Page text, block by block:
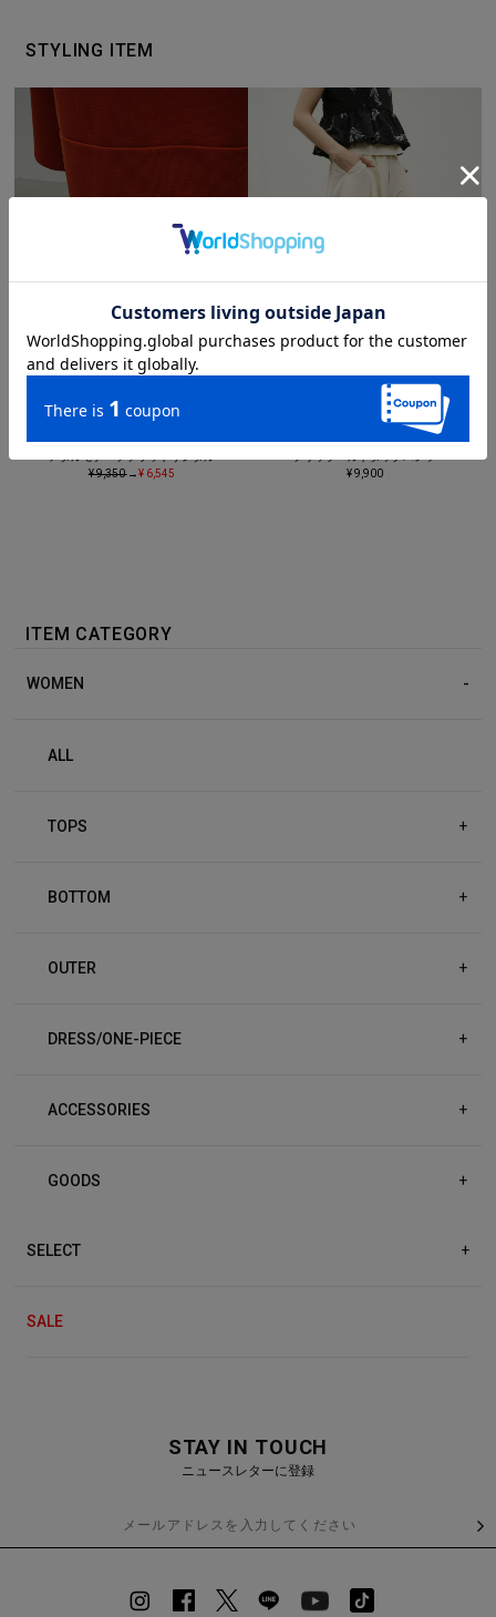
STYLING ITEM
¥ 9,350→¥ 6,545
¥ 9,900
ITEM CATEGORY
WOMEN
ALL
TOPS +
BOTTOM +
OUTER +
DRESS/ONE-PIECE +
ACCESSORIES +
GOODS +
SELECT +
SALE
STAY IN TOUCH
ニュースレターに登録